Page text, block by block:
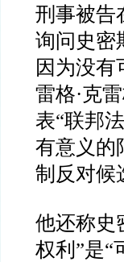
刑事被告
询问史密
因为没
雷格·克
表“联邦
有意义的
制反对候
他还称史
权利 ”是“